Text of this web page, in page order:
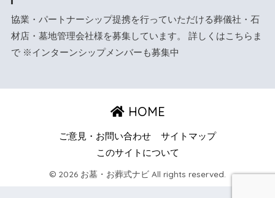
協業・パートナーシップ提携を行っていただける葬儀社・石
材店・墓地管理会社様を募集しています。 詳しくはこちら ま
で ※インターンシップメンバーも募集中
HOME
ご意見・お問い合わせ
サイトマップ
このサイトについて
© 2026 お墓・お葬式ナビ All rights reserved.